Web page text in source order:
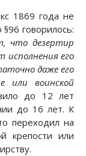
1869 года не
говорилось:
что дезертир
исполнения его
даже его
или воинской
до 12 лет
до 16 лет. К
переходил на
крепости или